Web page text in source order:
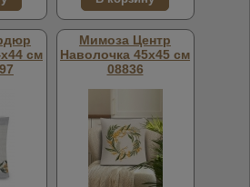
см
Мимоза Центр
Наволочка 45х45 см
08836